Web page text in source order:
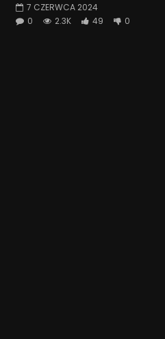
7 CZERWCA 2024
0
2.3K 49 0